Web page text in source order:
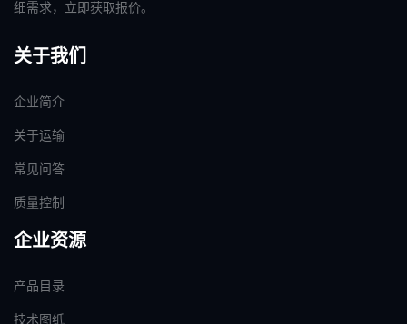
细需求，立即获取报价。
关于我们
企业简介
关于运输
常见问答
质量控制
企业资源
产品目录
技术图纸